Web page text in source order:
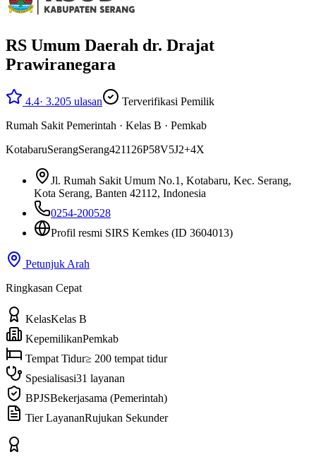
RS Umum Daerah dr. Drajat
Prawiranegara
4.4· 3.205 ulasan
Terverifikasi Pemilik
Rumah Sakit Pemerintah · Kelas B · Pemkab
KotabaruSerangSerang421126P58V5J2+4X
Jl. Rumah Sakit Umum No.1, Kotabaru, Kec. Serang,
Kota Serang, Banten 42112, Indonesia
0254-200528
Profil resmi SIRS Kemkes (ID 3604013)
Petunjuk Arah
Ringkasan Cepat
KelasKelas B
KepemilikanPemkab
Tempat Tidur≥ 200 tempat tidur
Spesialisasi31 layanan
BPJSBekerjasama (Pemerintah)
Tier LayananRujukan Sekunder